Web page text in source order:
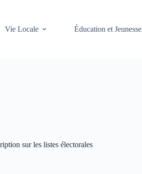
Vie Locale Éducation et Jeunesse
sur les listes électorales